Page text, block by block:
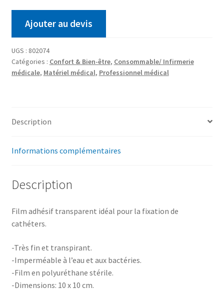
Ajouter au devis
UGS : 802074
Catégories : Confort & Bien-être, Consommable/ Infirmerie
médicale, Matériel médical, Professionnel médical
Description
Informations complémentaires
Description
Film adhésif transparent idéal pour la fixation de
cathéters.
-Très fin et transpirant.
-Imperméable à l’eau et aux bactéries.
-Film en polyuréthane stérile.
-Dimensions: 10 x 10 cm.